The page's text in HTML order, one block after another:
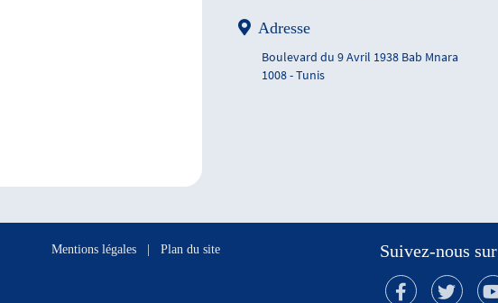
Adresse
Boulevard du 9 Avril 1938 Bab Mnara
1008 - Tunis
Mentions légales Plan du site Suivez-nous sur